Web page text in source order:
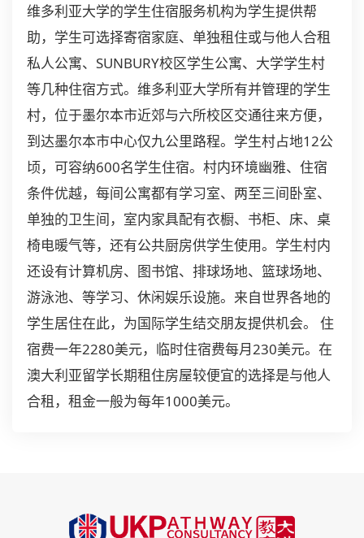
维多利亚大学的学生住宿服务机构为学生提供帮
助，学生可选择寄宿家庭、单独租住或与他人合租
私人公寓、SUNBURY校区学生公寓、大学学生村
等几种住宿方式。维多利亚大学所有并管理的学生
村，位于墨尔本市近郊与六所校区交通往来方便，
到达墨尔本市中心仅九公里路程。学生村占地12公
顷，可容纳600名学生住宿。村内环境幽雅、住宿
条件优越，每间公寓都有学习室、两至三间卧室、
单独的卫生间，室内家具配有衣橱、书柜、床、桌
椅电暖气等，还有公共厨房供学生使用。学生村内
还设有计算机房、图书馆、排球场地、篮球场地、
游泳池、等学习、休闲娱乐设施。来自世界各地的
学生居住在此，为国际学生结交朋友提供机会。 住
宿费一年2280美元，临时住宿费每月230美元。在
澳大利亚留学长期租住房屋较便宜的选择是与他人
合租，租金一般为每年1000美元。